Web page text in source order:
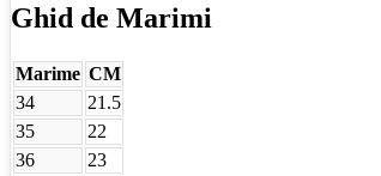
Ghid de Marimi
Marime CM
34
21.5
35
22
36
23